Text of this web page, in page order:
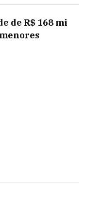
de R$ 168 mi